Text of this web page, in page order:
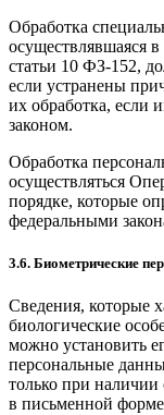
Обработка
осуществлявшаяся
статьи 10 ФЗ-152,
если устранены
их обработка, если
законом.
Обработка
осуществляться
порядке, которые
федеральными
3.6. Биометрические
Сведения, которые
биологические
можно установить
персональные
только при наличии
в письменной